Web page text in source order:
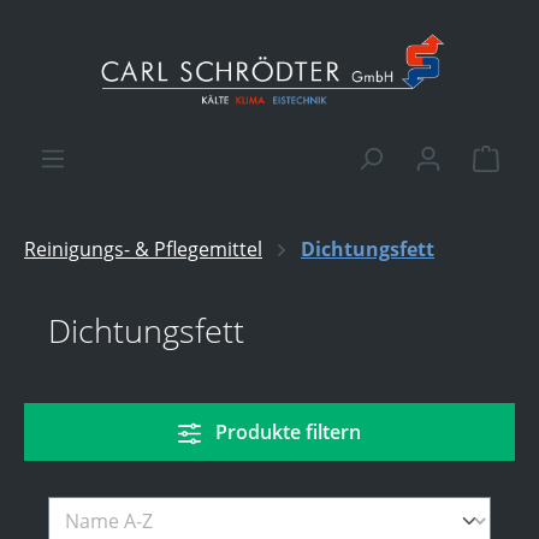
Reinigungs- & Pflegemittel Dichtungsfett
Dichtungsfett
Produkte filtern